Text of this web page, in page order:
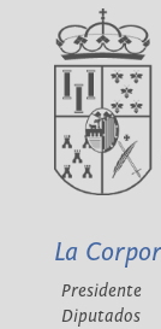
La
Presidente
Diputados